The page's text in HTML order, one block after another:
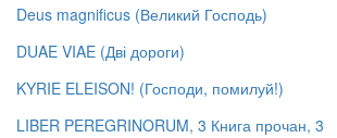
Deus magnificus (Великий Господь)
DUAE VIAE (Дві дороги)
KYRIE ELEISON! (Господи, помилуй!)
LIBER PEREGRINORUM, 3 Книга прочан, 3